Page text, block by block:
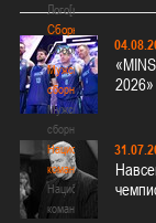
Лого[modid=121]
Сборные
Сборные
Мужские
сборные
Мужские
сборные
Национальная
команда
Национальная
команда
2026»